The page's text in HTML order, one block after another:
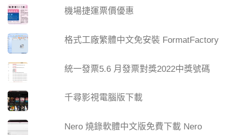
機場捷運票價優惠
格式工廠繁體中文免安裝 FormatFactory
統一發票5.6 月發票對獎2022中獎號碼
千尋影視電腦版下載
Nero 燒錄軟體中文版免費下載 Nero